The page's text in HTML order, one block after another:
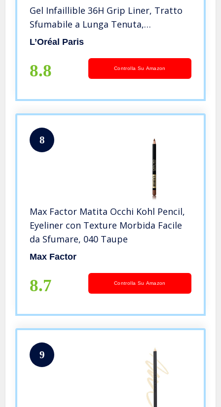
Gel Infaillible 36H Grip Liner, Tratto
Sfumabile a Lunga Tenuta,
Waterproof, Formula in Gel, Tonalità:
L’Oréal Paris
8.8 Controlla Su Amazon
8
Max Factor Matita Occhi Kohl Pencil,
Eyeliner con Texture Morbida Facile
da Sfumare, 040 Taupe
Max Factor
8.7 Controlla Su Amazon
9